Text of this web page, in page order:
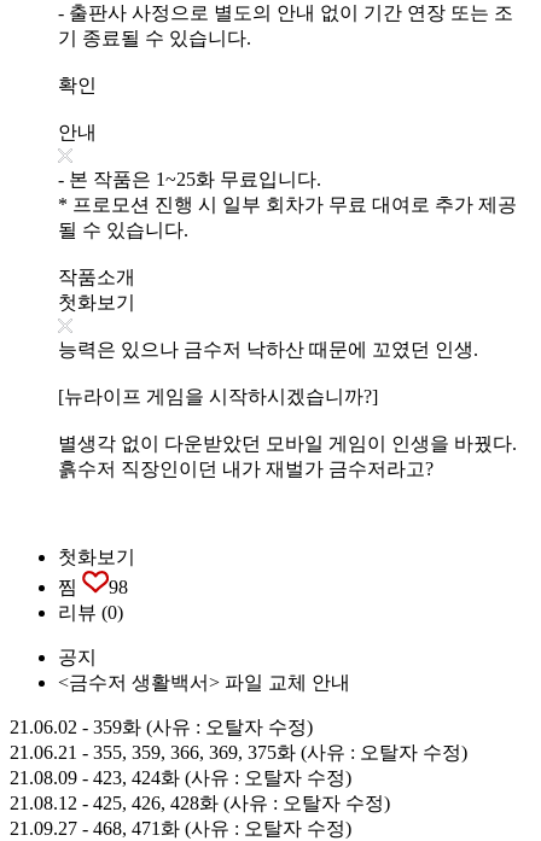
- 출판사 사정으로 별도의 안내 없이 기간 연장 또는 조
기 종료될 수 있습니다.
확인
안내
- 본 작품은 1~25화 무료입니다.
* 프로모션 진행 시 일부 회차가 무료 대여로 추가 제공
될 수 있습니다.
작품소개
첫화보기
능력은 있으나 금수저 낙하산 때문에 꼬였던 인생.
[뉴라이프 게임을 시작하시겠습니까?]
별생각 없이 다운받았던 모바일 게임이 인생을 바꿨다.
흙수저 직장인이던 내가 재벌가 금수저라고?
첫화보기
찜
98
리뷰 (0)
공지
<금수저 생활백서> 파일 교체 안내
21.06.02 - 359화 (사유 : 오탈자 수정)
21.06.21 - 355, 359, 366, 369, 375화 (사유 : 오탈자 수정)
21.08.09 - 423, 424화 (사유 : 오탈자 수정)
21.08.12 - 425, 426, 428화 (사유 : 오탈자 수정)
21.09.27 - 468, 471화 (사유 : 오탈자 수정)